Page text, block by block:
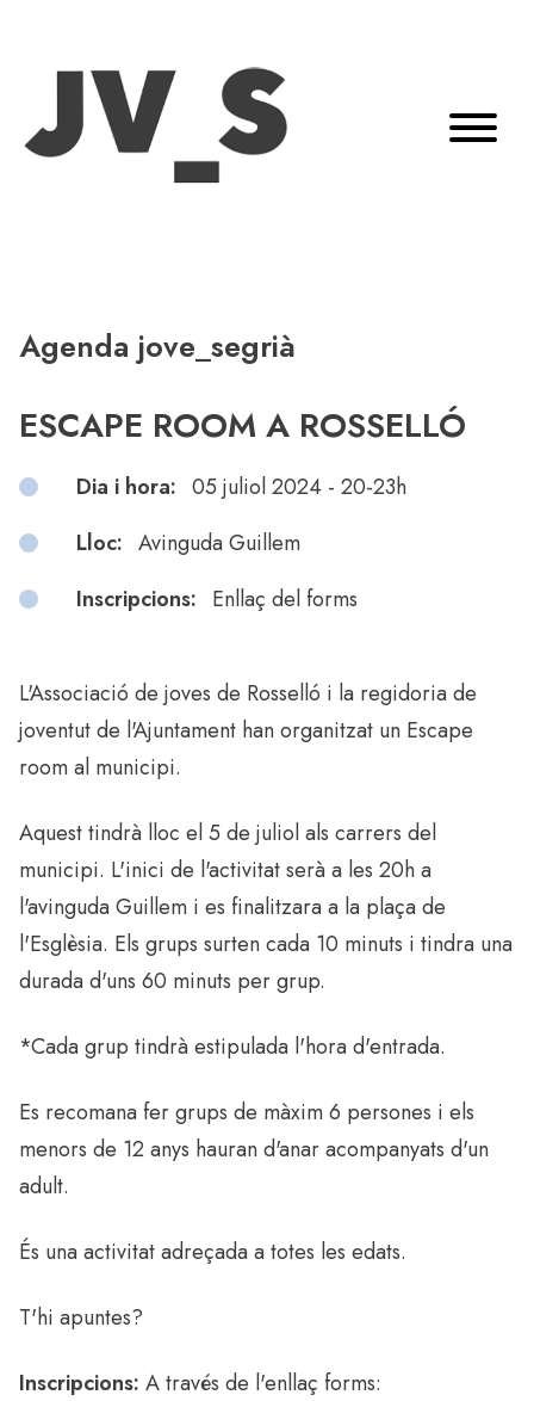
Agenda jove_segrià
ESCAPE ROOM A ROSSELLÓ
Dia i hora: 05 juliol 2024 - 20-23h
Lloc: Avinguda Guillem
Inscripcions: Enllaç del forms
L'Associació de joves de Rosselló i la regidoria de
joventut de l'Ajuntament han organitzat un Escape
room al municipi.
Aquest tindrà lloc el 5 de juliol als carrers del
municipi. L'inici de l'activitat serà a les 20h a
l'avinguda Guillem i es finalitzara a la plaça de
l'Esglèsia. Els grups surten cada 10 minuts i tindra una
durada d'uns 60 minuts per grup.
*Cada grup tindrà estipulada l'hora d'entrada.
Es recomana fer grups de màxim 6 persones i els
menors de 12 anys hauran d'anar acompanyats d'un
adult.
És una activitat adreçada a totes les edats.
T'hi apuntes?
Inscripcions: A través de l'enllaç forms: